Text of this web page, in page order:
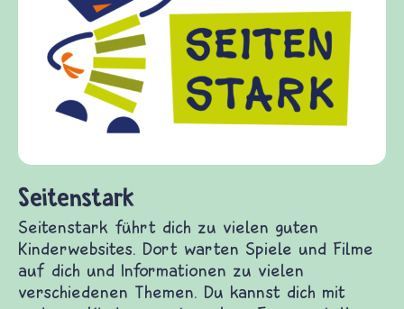
frieden-fragen.de ist
Kinder, Eltern und
Fragen von Krieg
Gewalt informiert
diesem
fragen.de bietet
und Frieden, Streit